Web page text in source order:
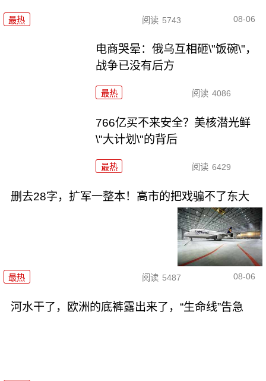
最热 阅读 5743 08-06
电商哭晕：俄乌互相砸\"饭碗\"，
战争已没有后方
最热 阅读 4086
766亿买不来安全？美核潜光鲜
\"大计划\"的背后
最热 阅读 6429
删去28字，扩军一整本！高市的把戏骗不了东大
最热 阅读 5487 08-06
河水干了，欧洲的底裤露出来了，“生命线”告急